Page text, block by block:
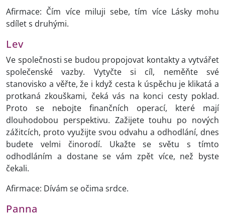
Afirmace: Čím více miluji sebe, tím více Lásky mohu
sdílet s druhými.
Lev
Ve společnosti se budou propojovat kontakty a vytvářet
společenské vazby. Vytyčte si cíl, neměňte své
stanovisko a věřte, že i když cesta k úspěchu je klikatá a
protkaná zkouškami, čeká vás na konci cesty poklad.
Proto se nebojte finančních operací, které mají
dlouhodobou perspektivu. Zažijete touhu po nových
zážitcích, proto využijte svou odvahu a odhodlání, dnes
budete velmi činorodí. Ukažte se světu s tímto
odhodláním a dostane se vám zpět více, než byste
čekali.
Afirmace: Dívám se očima srdce.
Panna